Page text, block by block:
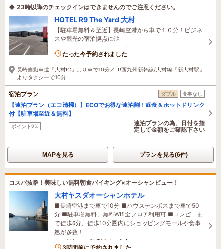
◆ 23時以降のチェックインはできませんのでご注意ください。
HOTEL R9 The Yard 大村
【駐車場無料＆至近】長崎空港から車で１０分！ビジネ
スや観光の宿泊拠点に◎
1名がこの宿を見ています
長崎自動車道「大村IC」より車で10分／JR西九州新幹線/大村線「新大村駅」
よりタクシーで10分
宿泊プラン ダブル 食事なし
【連泊プラン（エコ清掃）】ECOでお得な連泊割！軽食＆ホットドリンク
付【駐車場至近＆無料】
ポイント2%
連泊プランの為、日付を指
定して金額をご確認下さい
MAPを見る プランを見る(6件)
コスパ抜群！美味しい無料朝食バイキング×オーシャンビュー！
大村ヤスダオーシャンホテル
■長崎空港まで車で10分 ■ハウステンボスまで車で50
分 ■駐車場無料、無料Wifi全フロア利用可 ■コンビニま
で徒歩6分、徒歩10分圏内にショッピングモールや食事
処が多数！
1名がこの宿を見ています